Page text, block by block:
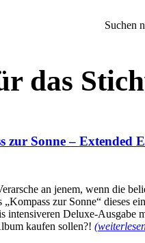
Suchen
das
zur Sonne – Extended
an jenem, wenn die
zur Sonne“ dieses
intensiveren Deluxe-
kaufen sollen?!